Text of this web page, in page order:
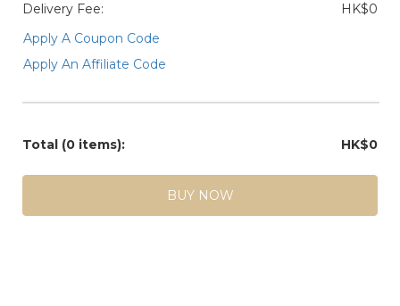
Delivery Fee:
HK$0
Apply A Coupon Code
Apply An Affiliate Code
Total (0 items): HK$0
BUY NOW